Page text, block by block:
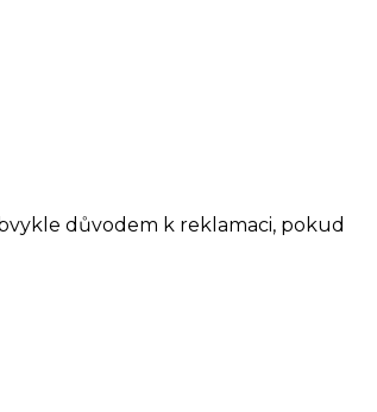
důvodem k reklamaci, pokud